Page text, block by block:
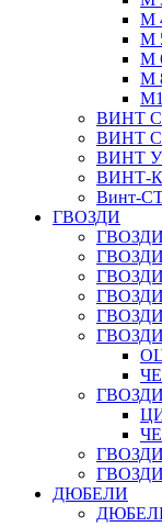
М
М
М
М
ВИНТ
ВИНТ
ВИНТ
ВИНТ-
Винт-
ГВОЗДИ
ДЮБЕЛИ